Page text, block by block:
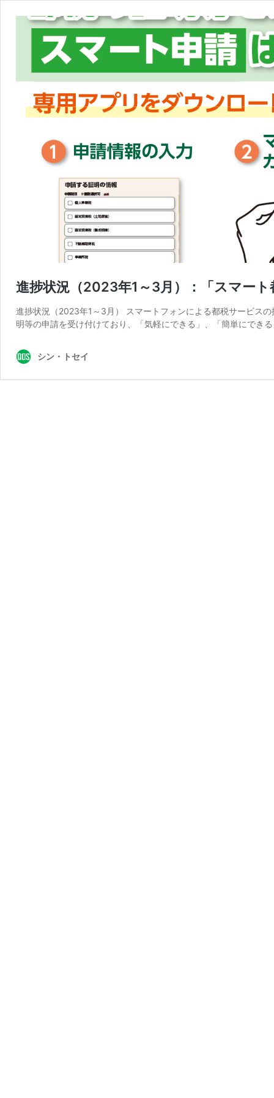
進捗状況（2023年1～3月）：「スマー
進捗状況（2023年1～3月） スマートフォンによる都税サービス
明等の申請を受け付けており、「気軽にできる」、「簡単にでき
シン・トセイ